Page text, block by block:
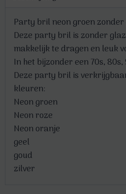
Party bril neon groen
Deze party bril is zonder
makkelijk te dragen en leuk
In het bijzonder een 70s,
Deze party bril is
kleuren:
Neon groen
Neon roze
Neon oranje
geel
goud
zilver